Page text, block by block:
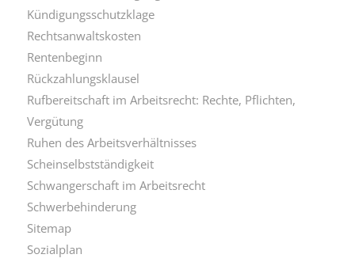
Kündigungsschutzklage
Rechtsanwaltskosten
Rentenbeginn
Rückzahlungsklausel
Rufbereitschaft im Arbeitsrecht: Rechte, Pflichten,
Vergütung
Ruhen des Arbeitsverhältnisses
Scheinselbstständigkeit
Schwangerschaft im Arbeitsrecht
Schwerbehinderung
Sitemap
Sozialplan